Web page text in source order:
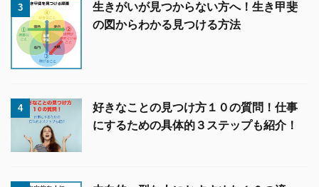
3
生きがいが見つからない方へ！生き甲斐
の図からわかる見つける方法
4
好きなことの見つけ方１０の質問！仕事
にするための具体的３ステップも紹介！